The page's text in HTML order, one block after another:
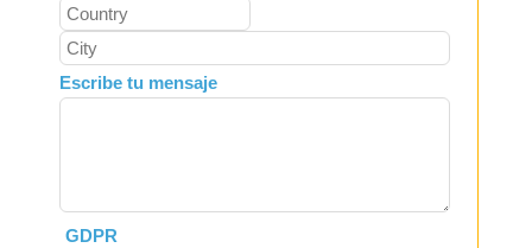
Escribe tu mensaje
GDPR